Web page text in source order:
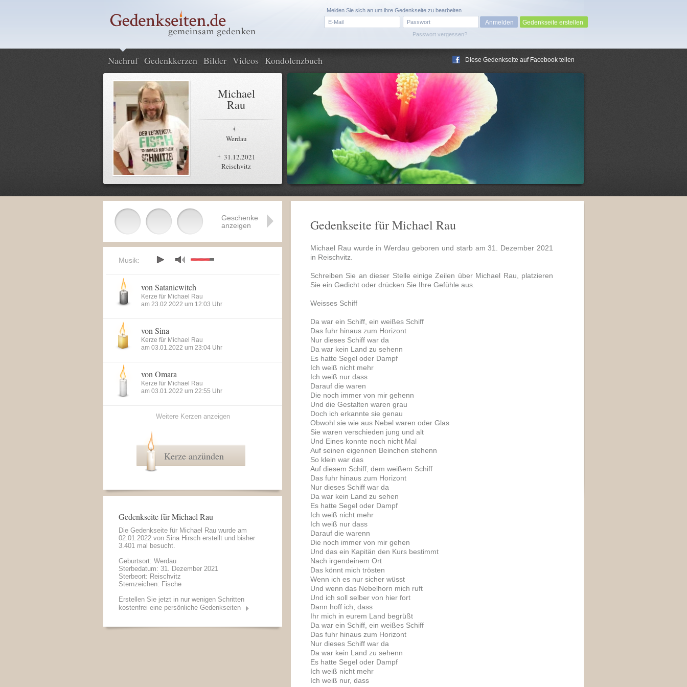
Passwort vergessen?
Melden Sie sich an um ihre Gedenkseite zu bearbeiten
Gedenkseite erstellen
Nachruf Gedenkkerzen Bilder Videos Kondolenzbuch Diese Gedenkseite auf Facebook teilen
Michael
Rau
Werdau
-
31.12.2021
Reischvitz
Gedenkseite für Michael Rau
Michael Rau wurde in Werdau geboren und starb am 31. Dezember 2021
in Reischvitz.
Schreiben Sie an dieser Stelle einige Zeilen über Michael Rau, platzieren
Sie ein Gedicht oder drücken Sie Ihre Gefühle aus.
Weisses Schiff
Da war ein Schiff, ein weißes Schiff
Das fuhr hinaus zum Horizont
Nur dieses Schiff war da
Da war kein Land zu sehenn
Es hatte Segel oder Dampf
Ich weiß nicht mehr
Ich weiß nur dass
Darauf die waren
Die noch immer von mir gehenn
Und die Gestalten waren grau
Doch ich erkannte sie genau
Obwohl sie wie aus Nebel waren oder Glas
Sie waren verschieden jung und alt
Und Eines konnte noch nicht Mal
Auf seinen eigennen Beinchen stehenn
So klein war das
Auf diesem Schiff, dem weißem Schiff
Das fuhr hinaus zum Horizont
Nur dieses Schiff war da
Da war kein Land zu sehen
Es hatte Segel oder Dampf
Ich weiß nicht mehr
Ich weiß nur dass
Darauf die warenn
Die noch immer von mir gehen
Und das ein Kapitän den Kurs bestimmt
Nach irgendeinem Ort
Das könnt mich trösten
Wenn ich es nur sicher wüsst
Und wenn das Nebelhorn mich ruft
Und ich soll selber von hier fort
Dann hoff ich, dass
Ihr mich in eurem Land begrüßt
Da war ein Schiff, ein weißes Schiff
Das fuhr hinaus zum Horizont
Nur dieses Schiff war da
Da war kein Land zu sehenn
Es hatte Segel oder Dampf
Ich weiß nicht mehr
Ich weiß nur, dass
Geschenke
anzeigen
Musik:
von Satanicwitch
Kerze für Michael Rau
am 23.02.2022 um 12:03 Uhr
von Sina
Kerze für Michael Rau
am 03.01.2022 um 23:04 Uhr
von Omara
Kerze für Michael Rau
am 03.01.2022 um 22:55 Uhr
Weitere Kerzen anzeigen
Kerze anzünden
Gedenkseite für Michael Rau
Die Gedenkseite für Michael Rau wurde am
02.01.2022 von Sina Hirsch erstellt und bisher
3.401 mal besucht.
Geburtsort: Werdau
Sterbedatum: 31. Dezember 2021
Sterbeort: Reischvitz
Sternzeichen: Fische
Erstellen Sie jetzt in nur wenigen Schritten
kostenfrei eine persönliche Gedenkseiten